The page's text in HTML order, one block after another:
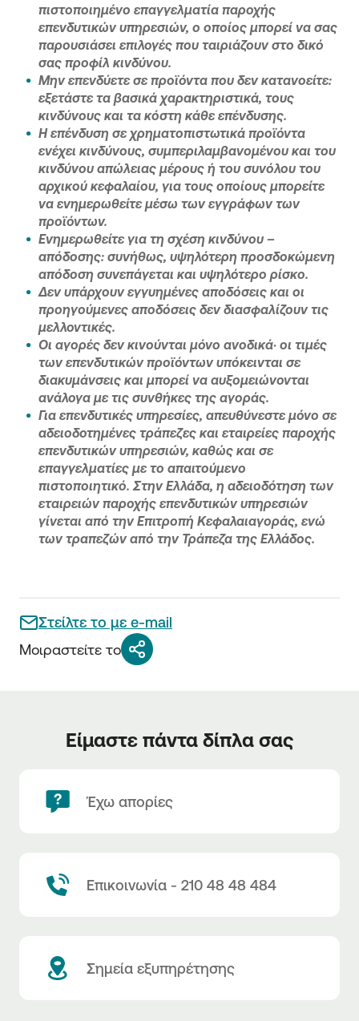
πιστοποιημένο επαγγελματία παροχής
επενδυτικών υπηρεσιών, ο οποίος μπορεί να σας
παρουσιάσει επιλογές που ταιριάζουν στο δικό
σας προφίλ κινδύνου.
Μην επενδύετε σε προϊόντα που δεν κατανοείτε:
εξετάστε τα βασικά χαρακτηριστικά, τους
κινδύνους και τα κόστη κάθε επένδυσης.
Η επένδυση σε χρηματοπιστωτικά προϊόντα
ενέχει κινδύνους, συμπεριλαμβανομένου και του
κινδύνου απώλειας μέρους ή του συνόλου του
αρχικού κεφαλαίου, για τους οποίους μπορείτε
να ενημερωθείτε μέσω των εγγράφων των
προϊόντων.
Ενημερωθείτε για τη σχέση κινδύνου –
απόδοσης: συνήθως, υψηλότερη προσδοκώμενη
απόδοση συνεπάγεται και υψηλότερο ρίσκο.
Δεν υπάρχουν εγγυημένες αποδόσεις και οι
προηγούμενες αποδόσεις δεν διασφαλίζουν τις
μελλοντικές.
Οι αγορές δεν κινούνται μόνο ανοδικά· οι τιμές
των επενδυτικών προϊόντων υπόκεινται σε
διακυμάνσεις και μπορεί να αυξομειώνονται
ανάλογα με τις συνθήκες της αγοράς.
Για επενδυτικές υπηρεσίες, απευθύνεστε μόνο σε
αδειοδοτημένες τράπεζες και εταιρείες παροχής
επενδυτικών υπηρεσιών, καθώς και σε
επαγγελματίες με το απαιτούμενο
πιστοποιητικό. Στην Ελλάδα, η αδειοδότηση των
εταιρειών παροχής επενδυτικών υπηρεσιών
γίνεται από την Επιτροπή Κεφαλαιαγοράς, ενώ
των τραπεζών από την Τράπεζα της Ελλάδος.
Στείλτε το με e-mail
Μοιραστείτε το
Είμαστε πάντα δίπλα σας
Έχω απορίες
Επικοινωνία - 210 48 48 484
Σημεία εξυπηρέτησης